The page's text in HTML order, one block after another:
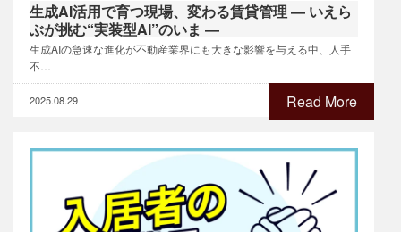
生成AI活用で育つ現場、変わる賃貸管理 ― いえら
ぶが挑む“実装型AI”のいま ―
生成AIの急速な進化が不動産業界にも大きな影響を与える中、人手
不…
Read More
2025.08.29